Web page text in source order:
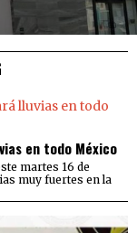
en todo México
martes 16 de
muy fuertes en la